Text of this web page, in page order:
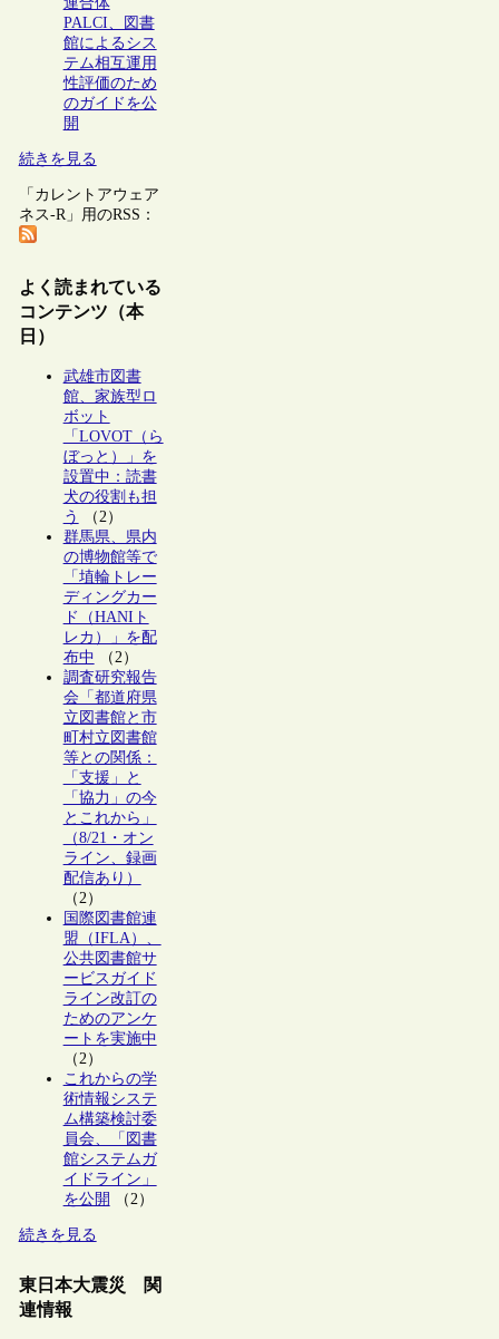
PALCI、図書
館によるシス
テム相互運用
性評価のため
のガイドを公
開
続きを見る
「カレントアウェア
ネス-R」用のRSS：
よく読まれている
コンテンツ（本
日）
武雄市図書
館、家族型ロ
ボット
「LOVOT（ら
ぼっと）」を
設置中：読書
犬の役割も担
う
（2）
群馬県、県内
の博物館等で
「埴輪トレー
ディングカー
ド（HANIト
レカ）」を配
布中 （2）
調査研究報告
会「都道府県
立図書館と市
町村立図書館
等との関係：
「支援」と
「協力」の今
とこれから」
（8/21・オン
ライン、録画
配信あり）
（2）
国際図書館連
盟（IFLA）、
公共図書館サ
ービスガイド
ライン改訂の
ためのアンケ
ートを実施中
（2）
これからの学
術情報システ
ム構築検討委
員会、「図書
館システムガ
イドライン」
を公開
（2）
続きを見る
東日本大震災 関
連情報